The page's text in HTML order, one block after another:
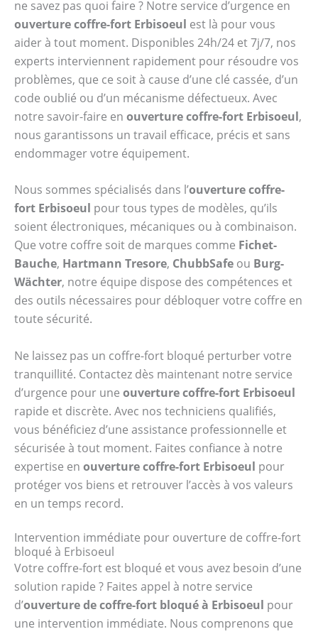
ne savez pas quoi faire ? Notre service d’urgence en
ouverture coffre-fort Erbisoeul est là pour vous
aider à tout moment. Disponibles 24h/24 et 7j/7, nos
experts interviennent rapidement pour résoudre vos
problèmes, que ce soit à cause d’une clé cassée, d’un
code oublié ou d’un mécanisme défectueux. Avec
notre savoir-faire en ouverture coffre-fort Erbisoeul,
nous garantissons un travail efficace, précis et sans
endommager votre équipement.
Nous sommes spécialisés dans l’ouverture coffre-
fort Erbisoeul pour tous types de modèles, qu’ils
soient électroniques, mécaniques ou à combinaison.
Que votre coffre soit de marques comme Fichet-
Bauche, Hartmann Tresore, ChubbSafe ou Burg-
Wächter, notre équipe dispose des compétences et
des outils nécessaires pour débloquer votre coffre en
toute sécurité.
Ne laissez pas un coffre-fort bloqué perturber votre
tranquillité. Contactez dès maintenant notre service
d’urgence pour une ouverture coffre-fort Erbisoeul
rapide et discrète. Avec nos techniciens qualifiés,
vous bénéficiez d’une assistance professionnelle et
sécurisée à tout moment. Faites confiance à notre
expertise en ouverture coffre-fort Erbisoeul pour
protéger vos biens et retrouver l’accès à vos valeurs
en un temps record.
Intervention immédiate pour ouverture de coffre-fort
bloqué à Erbisoeul
Votre coffre-fort est bloqué et vous avez besoin d’une
solution rapide ? Faites appel à notre service
d’ouverture de coffre-fort bloqué à Erbisoeul pour
une intervention immédiate. Nous comprenons que